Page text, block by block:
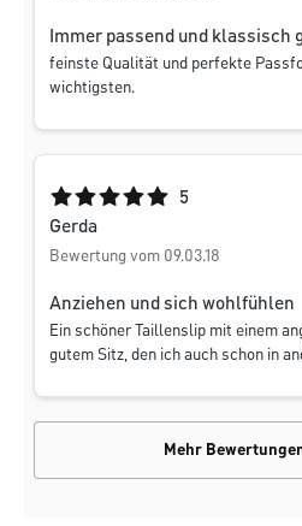
Immer passend und klassisch
feinste Qualität und perfekte
wichtigsten.
Durchschnittliche Bewertung
5
Gerda
Bewertung vom 09.03.18
Anziehen und sich wohlfühlen
Ein schöner Taillenslip mit einem
gutem Sitz, den ich auch schon in
Mehr